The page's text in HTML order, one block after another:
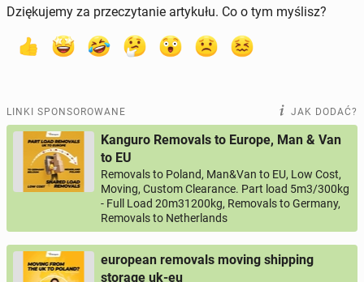
Dziękujemy za przeczytanie artykułu. Co o tym myślisz?
LINKI SPONSOROWANE JAK DODAĆ?
Kanguro Removals to Europe, Man & Van
to EU
Removals to Poland, Man&Van to EU, Low Cost,
Moving, Custom Clearance. Part load 5m3/300kg
- Full Load 20m31200kg, Removals to Germany,
Removals to Netherlands
european removals moving shipping
storage uk-eu